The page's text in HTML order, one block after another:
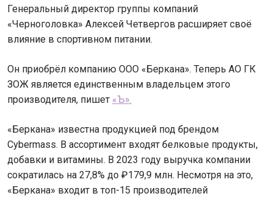
Генеральный директор группы компаний
«Черноголовка» Алексей Четвергов расширяет своё
влияние в спортивном питании.
Он приобрёл компанию ООО «Беркана». Теперь АО ГК
ЗОЖ является единственным владельцем этого
производителя, пишет «Ъ».
«Беркана» известна продукцией под брендом
Cybermass. В ассортимент входят белковые продукты,
добавки и витамины. В 2023 году выручка компании
сократилась на 27,8% до ₽179,9 млн. Несмотря на это,
«Беркана» входит в топ-15 производителей